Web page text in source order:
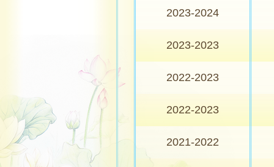
2023-2024
2023-2023
2022-2023
2022-2023
2021-2022